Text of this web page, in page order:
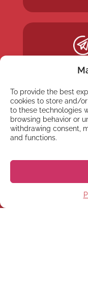
To provide the best
cookies to store and/
to these technologies
browsing behavior or
withdrawing consent,
and functions.